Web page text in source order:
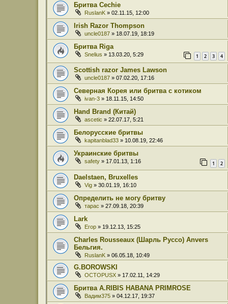
Бритва Cechie
RuslanK » 02.11.15, 12:00
Irish Razor Thompson
uncle0187 » 18.07.19, 18:19
Бритва Riga
Snelius » 13.03.20, 5:29 1 2 3 4
Scottish razor James Lawson
uncle0187 » 07.02.20, 17:16
Северная Корея или бритва с котиком
ivan-3 » 18.11.15, 14:50
Hand Brand (Китай)
ascetic » 22.07.17, 5:21
Белорусские бритвы
kapitanblad33 » 10.08.19, 22:46
Украинские бритвы
safety » 17.01.13, 1:16 1 2
Daelstaen, Bruxelles
Vig » 30.01.19, 16:10
Определить не могу бритву
тарас » 27.09.18, 20:39
Lark
Егор » 19.12.13, 15:25
Charles Rousseaux (Шарль Руссо) Anvers
Бельгия.
RuslanK » 06.05.18, 10:49
G.BOROWSKI
OCTOPUSX » 17.02.11, 14:29
Бритва A.RIBIS HABANA PRIMROSE
Вадим375 » 04.12.17, 19:37